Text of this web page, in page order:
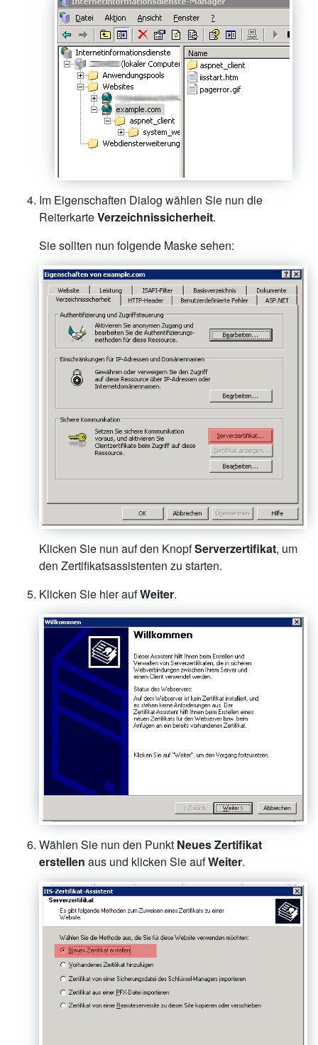
Im Eigenschaften Dialog wählen Sie nun die
ReiterkarteVerzeichnissicherheit.
Sie sollten nun folgende Maske sehen:
Klicken Sie nun auf den KnopfServerzertifikat, um
den Zertifikatsassistenten zu starten.
Klicken Sie hier aufWeiter.
Wählen Sie nun den Punkt Neues Zertifikat
erstellen aus und klicken Sie aufWeiter.